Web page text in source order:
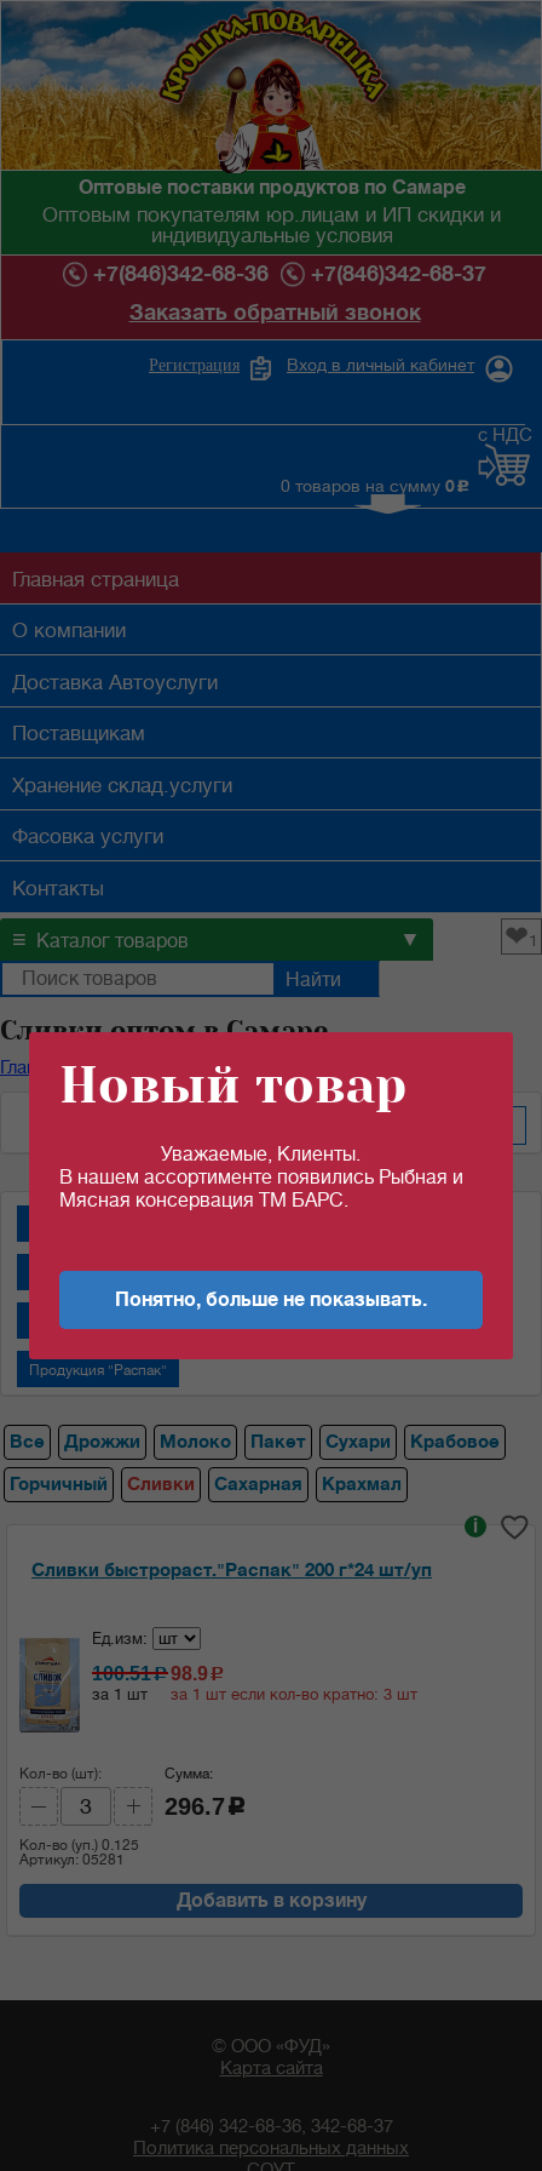
Оптовые поставки продуктов по Самаре
Оптовым покупателям юр.лицам и ИП скидки и
индивидуальные условия
+7(846)342-68-36
+7(846)342-68-37
Заказать обратный звонок
Вход в личный кабинет
Регистрация
0 товаров на сумму 0 c
с НДС
Главная страница
О компании
Доставка Автоуслуги
Поставщикам
Хранение склад.услуги
Фасовка услуги
Контакты
≡ Каталог товаров ▼ ❤1
Сливки оптом в Самаре
Главная/ Каталог продуктов
Молоко сгущенное "Алексеевское"
Молоко сгущенное "Назаровский МКК"
Продукция "Распак"
Все Дрожжи Молоко Пакет Сухари
Крабовое
Горчичный
Сливки Сахарная Крахмал
Сливки быстрораст."Распак" 200 г*24 шт/уп
i
Ед.изм:
100.51c
за 1 шт
98.9c
за 1 шт если кол-во кратно: 3 шт
Кол-во (шт):
Кол-во (уп.) 0.125
Артикул: 05281
Сумма:
296.7 c
Добавить в корзину
© ООО «ФУД»
Карта сайта
+7 (846) 342-68-36, 342-68-37
Политика персональных данных
Новый товар
Уважаемые, Клиенты.
В нашем ассортименте появились Рыбная и
Мясная консервация ТМ БАРС.
Понятно, больше не показывать.